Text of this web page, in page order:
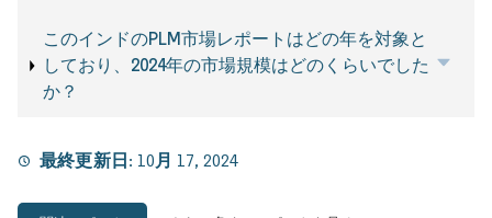
このインドのPLM市場レポートはどの年を対象と
しており、2024年の市場規模はどのくらいでした
か？
最終更新日: 10月 17, 2024